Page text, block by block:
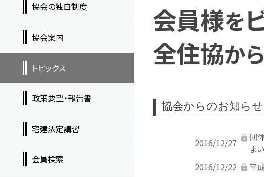
会員様を
全住協か
協会からのお知らせ
2016/12/27
団
ま
2016/12/22
平
協会の独自制度
協会案内
トピックス
政策要望・報告書
宅建法定講習
会員検索